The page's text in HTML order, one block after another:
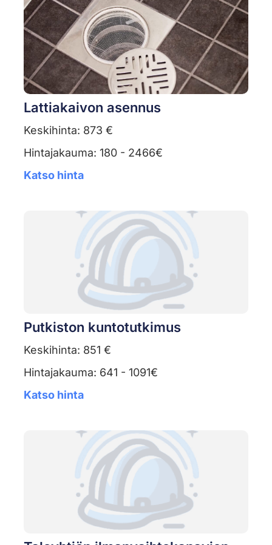
Lattiakaivon asennus
Keskihinta: 873 €
Hintajakauma: 180 - 2466€
Katso hinta
Putkiston kuntotutkimus
Keskihinta: 851 €
Hintajakauma: 641 - 1091€
Katso hinta